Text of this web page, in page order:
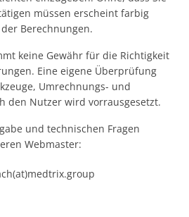
müssen erscheint farbig
Berechnungen.
keine Gewähr für die Richtigkeit
Eine eigene Überprüfung
Umrechnungs- und
den Nutzer wird vorrausgesetzt.
und technischen Fragen
Webmaster: